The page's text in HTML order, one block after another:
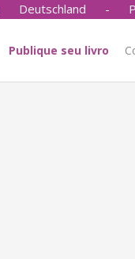
Deutschland -
Publique seu livro